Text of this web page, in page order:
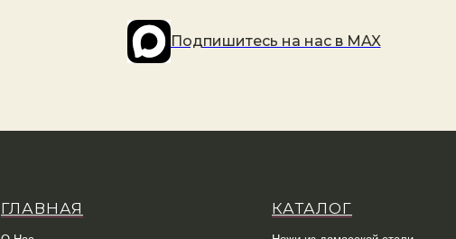
Подпишитесь на наc в MAX
ГЛАВНАЯ КАТАЛОГ